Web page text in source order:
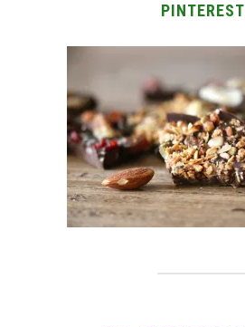
PINTEREST